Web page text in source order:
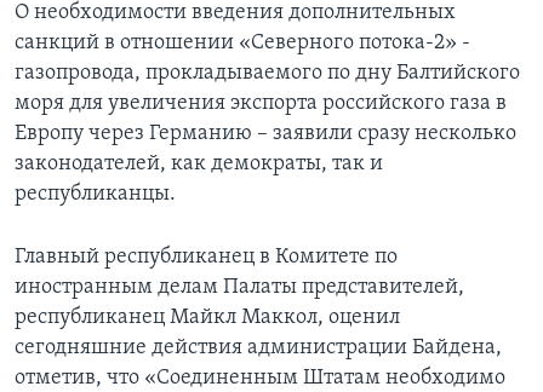
О необходимости введения дополнительных
санкций в отношении «Северного потока-2» -
газопровода, прокладываемого по дну Балтийского
моря для увеличения экспорта российского газа в
Европу через Германию – заявили сразу несколько
законодателей, как демократы, так и
республиканцы.
Главный республиканец в Комитете по
иностранным делам Палаты представителей,
республиканец Майкл Маккол, оценил
сегодняшние действия администрации Байдена,
отметив, что «Соединенным Штатам необходимо